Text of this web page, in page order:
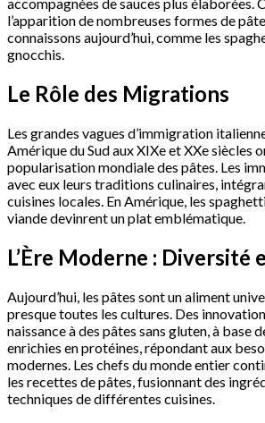
l’apparition de nombreuses formes de
connaissons aujourd’hui, comme les
gnocchis.
Le Rôle des Migrations
Les grandes vagues d’immigration
Amérique du Sud aux XIXe et XXe siècles
popularisation mondiale des pâtes. Les
avec eux leurs traditions culinaires,
cuisines locales. En Amérique, les
viande devinrent un plat emblématique.
L’Ère Moderne : Diversité
Aujourd’hui, les pâtes sont un aliment
presque toutes les cultures. Des
naissance à des pâtes sans gluten, à base
enrichies en protéines, répondant aux
modernes. Les chefs du monde entier
les recettes de pâtes, fusionnant des
techniques de différentes cuisines.